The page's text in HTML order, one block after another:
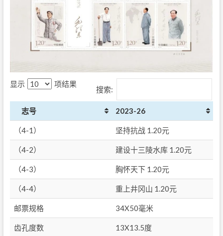
显示 项结果
搜索:
志号 2023-26
（4-1） 坚持抗战 1.20元
（4-2） 建设十三陵水库 1.20元
（4-3） 胸怀天下 1.20元
（4-4） 重上井冈山 1.20元
邮票规格 34X50毫米
齿孔度数 13X13.5度